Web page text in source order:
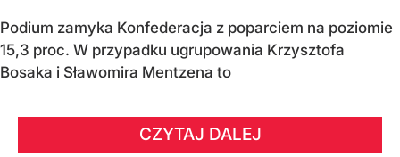
Podium zamyka Konfederacja z poparciem na poziomie
15,3 proc. W przypadku ugrupowania Krzysztofa
Bosaka i Sławomira Mentzena to
CZYTAJ DALEJ